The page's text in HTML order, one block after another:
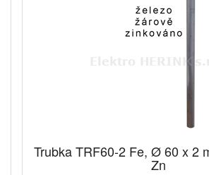
Trubka TRF60-2 Fe, Ø 60 x 2
Zn